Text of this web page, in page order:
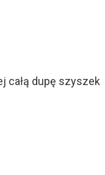
całą dupę szyszek